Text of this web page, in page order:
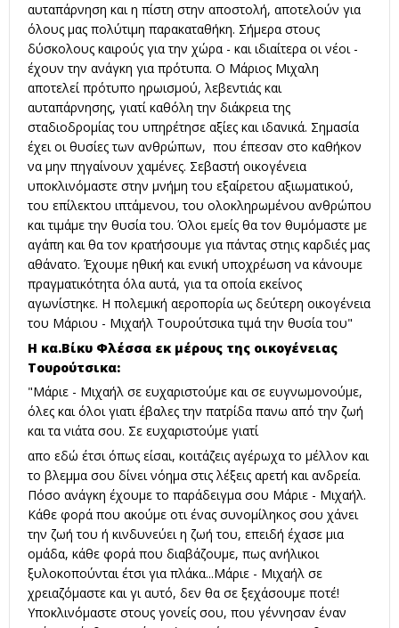
αυταπάρνηση και η πίστη στην αποστολή, αποτελούν για
όλους μας πολύτιμη παρακαταθήκη. Σήμερα στους
δύσκολους καιρούς για την χώρα - και ιδιαίτερα οι νέοι -
έχουν την ανάγκη για πρότυπα. Ο Μάριος Μιχαλη
αποτελεί πρότυπο ηρωισμού, λεβεντιάς και
αυταπάρνησης, γιατί καθόλη την διάκρεια της
σταδιοδρομίας του υπηρέτησε αξίες και ιδανικά. Σημασία
έχει οι θυσίες των ανθρώπων, που έπεσαν στο καθήκον
να μην πηγαίνουν χαμένες. Σεβαστή οικογένεια
υποκλινόμαστε στην μνήμη του εξαίρετου αξιωματικού,
του επίλεκτου ιπτάμενου, του ολοκληρωμένου ανθρώπου
και τιμάμε την θυσία του. Όλοι εμείς θα τον θυμόμαστε με
αγάπη και θα τον κρατήσουμε για πάντας στηις καρδιές μας
αθάνατο. Έχουμε ηθική και ενική υποχρέωση να κάνουμε
πραγματικότητα όλα αυτά, για τα οποία εκείνος
αγωνίστηκε. Η πολεμική αεροπορία ως δεύτερη οικογένεια
του Μάριου - Μιχαήλ Τουρούτσικα τιμά την θυσία του"
Η κα.Βίκυ Φλέσσα εκ μέρους της οικογένειας
Τουρούτσικα:
"Μάριε - Μιχαήλ σε ευχαριστούμε και σε ευγνωμονούμε,
όλες και όλοι γιατι έβαλες την πατρίδα πανω από την ζωή
και τα νιάτα σου. Σε ευχαριστούμε γιατί
απο εδώ έτσι όπως είσαι, κοιτάζεις αγέρωχα το μέλλον και
το βλεμμα σου δίνει νόημα στις λέξεις αρετή και ανδρεία.
Πόσο ανάγκη έχουμε το παράδειγμα σου Μάριε - Μιχαήλ.
Κάθε φορά που ακούμε οτι ένας συνομίληκος σου χάνει
την ζωή του ή κινδυνεύει η ζωή του, επειδή έχασε μια
ομάδα, κάθε φορά που διαβάζουμε, πως ανήλικοι
ξυλοκοπούνται έτσι για πλάκα...Μάριε - Μιχαήλ σε
χρειαζόμαστε και γι αυτό, δεν θα σε ξεχάσουμε ποτέ!
Υποκλινόμαστε στους γονείς σου, που γέννησαν έναν